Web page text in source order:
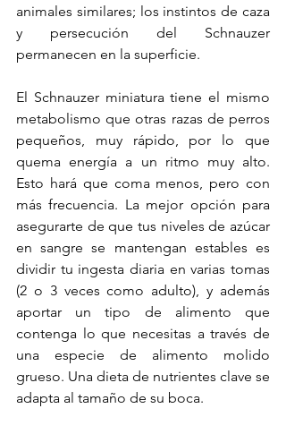
animales similares; los instintos de caza
y persecución del Schnauzer
permanecen en la superficie.
El Schnauzer miniatura tiene el mismo
metabolismo que otras razas de perros
pequeños, muy rápido, por lo que
quema energía a un ritmo muy alto.
Esto hará que coma menos, pero con
más frecuencia. La mejor opción para
asegurarte de que tus niveles de azúcar
en sangre se mantengan estables es
dividir tu ingesta diaria en varias tomas
(2 o 3 veces como adulto), y además
aportar un tipo de alimento que
contenga lo que necesitas a través de
una especie de alimento molido
grueso. Una dieta de nutrientes clave se
adapta al tamaño de su boca.